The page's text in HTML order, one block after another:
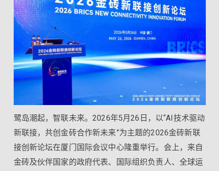
鹭岛潮起，智联未来。2026年5月26日，以“AI技术驱动
新联接，共创金砖合作新未来”为主题的2026金砖新联
接创新论坛在厦门国际会议中心隆重举行。会上，来自
金砖及伙伴国家的政府代表、国际组织负责人、全球运